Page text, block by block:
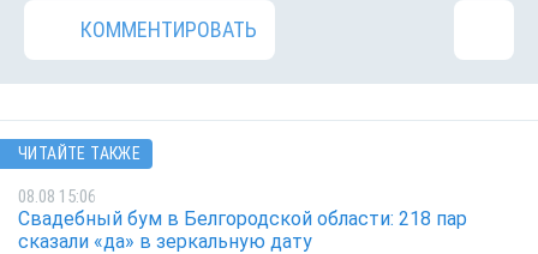
КОММЕНТИРОВАТЬ
ЧИТАЙТЕ ТАКЖЕ
08.08 15:06
Свадебный бум в Белгородской области: 218 пар
сказали «да» в зеркальную дату